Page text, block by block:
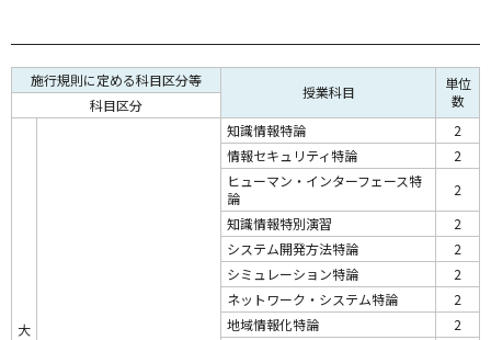
施行規則に定める科目区分等
授業科目
単位
数
科目区分
大
知識情報特論
2
情報セキュリティ特論
2
ヒューマン・インターフェース特
論
2
知識情報特別演習
2
システム開発方法特論
2
シミュレーション特論
2
ネットワーク・システム特論
2
地域情報化特論
2